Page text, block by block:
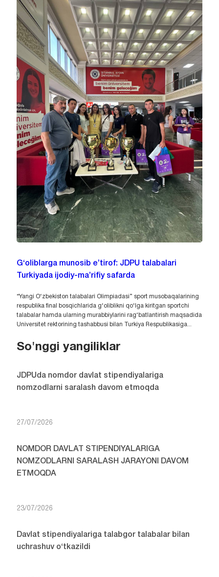
G‘oliblarga munosib e’tirof: JDPU talabalari
Turkiyada ijodiy-ma’rifiy safarda
“Yangi O‘zbekiston talabalari Olimpiadasi” sport musobaqalarining
respublika final bosqichlarida g‘oliblikni qo‘lga kiritgan sportchi
talabalar hamda ularning murabbiylarini rag‘batlantirish maqsadida
Universitet rektorining tashabbusi bilan Turkiya Respublikasiga...
So'nggi yangiliklar
JDPUda nomdor davlat stipendiyalariga
nomzodlarni saralash davom etmoqda
27/07/2026
NOMDOR DAVLAT STIPENDIYALARIGA
NOMZODLARNI SARALASH JARAYONI DAVOM
ETMOQDA
23/07/2026
Davlat stipendiyalariga talabgor talabalar bilan
uchrashuv o‘tkazildi